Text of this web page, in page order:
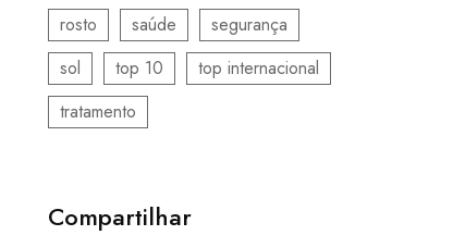
rosto
saúde
segurança
sol
top 10
top internacional
tratamento
Compartilhar